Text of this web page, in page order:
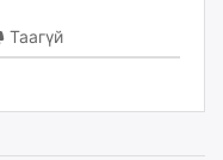
Таагүй